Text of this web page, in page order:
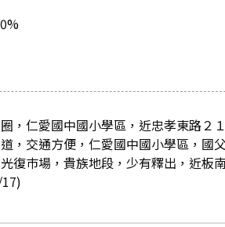
，仁愛國中國小學區，近忠孝東路２
，交通方便，仁愛國中國小學區，國
復巿場，貴族地段，少有釋出，近